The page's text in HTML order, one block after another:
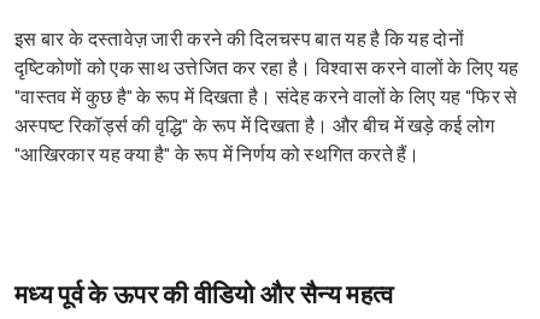
इस बार के दस्तावेज़ जारी करने की दिलचस्प बात यह है कि यह दोनों
दृष्टिकोणों को एक साथ उत्तेजित कर रहा है। विश्वास करने वालों के लिए यह
"वास्तव में कुछ है" के रूप में दिखता है। संदेह करने वालों के लिए यह "फिर से
अस्पष्ट रिकॉर्ड्स की वृद्धि" के रूप में दिखता है। और बीच में खड़े कई लोग
"आखिरकार यह क्या है" के रूप में निर्णय को स्थगित करते हैं।
मध्य पूर्व के ऊपर की वीडियो और सैन्य महत्व